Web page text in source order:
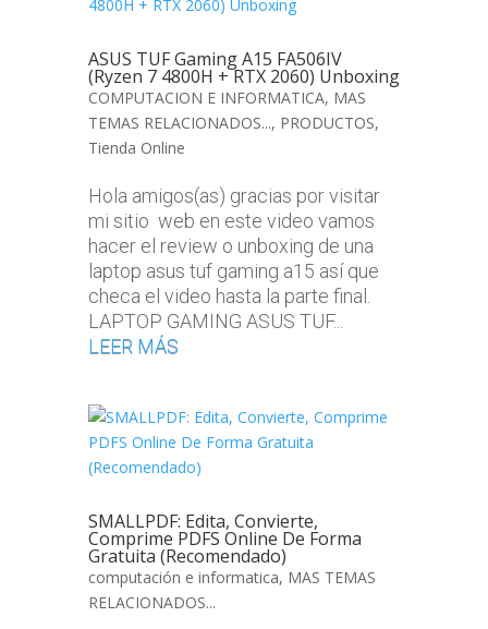
ASUS TUF Gaming A15 FA506IV
(Ryzen 7 4800H + RTX 2060) Unboxing
COMPUTACION E INFORMATICA, MAS
TEMAS RELACIONADOS..., PRODUCTOS,
Tienda Online
Hola amigos(as) gracias por visitar
mi sitio web en este video vamos
hacer el review o unboxing de una
laptop asus tuf gaming a15 así que
checa el video hasta la parte final.
LAPTOP GAMING ASUS TUF...
LEER MÁS
SMALLPDF: Edita, Convierte,
Comprime PDFS Online De Forma
Gratuita (Recomendado)
computación e informatica, MAS TEMAS
RELACIONADOS...